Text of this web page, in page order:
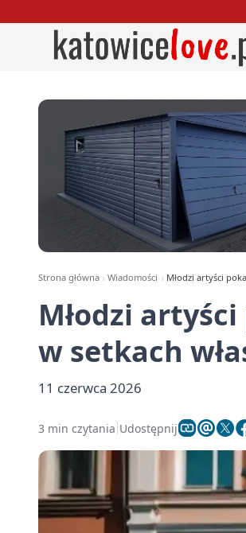
Strona główna Wiadomości Młodzi artyści
Młodzi
w setkach
11 czerwca 2026
3 min czytania Udostępnij